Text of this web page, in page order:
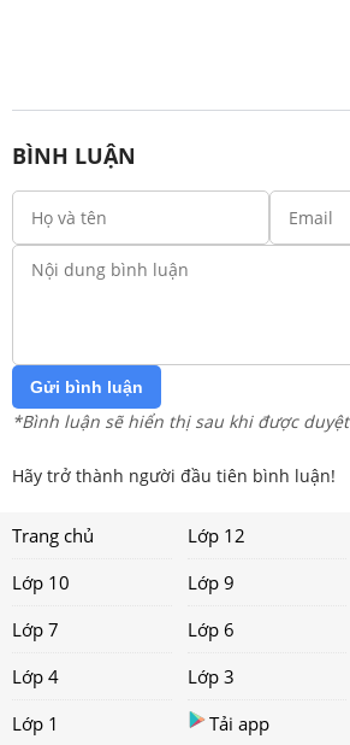
BÌNH LUẬN
Gửi bình luận
*Bình luận sẽ hiển thị sau khi được duyệt
Hãy trở thành người đầu tiên bình luận!
Trang chủ Lớp 12
Lớp 10
Lớp 9
Lớp 7
Lớp 6
Lớp 4
Lớp 3
Lớp 1
Tải app